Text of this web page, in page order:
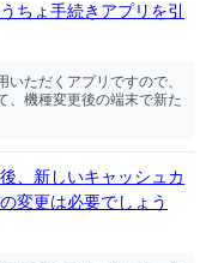
ちょ手続きアプリを引
ただくアプリですので、
、機種変更後の端末で新た
、新しいキャッシュカ
変更は必要でしょう